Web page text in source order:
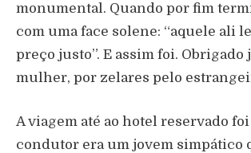
monumental. Quando por fim
com uma face solene: “aquele ali
preço justo”. E assim foi. Obrigado
mulher, por zelares pelo
A viagem até ao hotel reservado
condutor era um jovem simpático